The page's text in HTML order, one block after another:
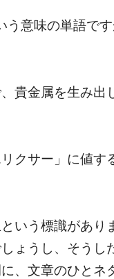
意味の単語で
貴金属を生み出
クサー」に値す
いう標識があり
ょうし、そうし
、文章のひとネ